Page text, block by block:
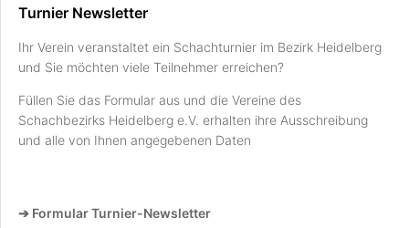
Turnier Newsletter
Ihr Verein veranstaltet ein Schachturnier im Bezirk Heidelberg
und Sie möchten viele Teilnehmer erreichen?
Füllen Sie das Formular aus und die Vereine des
Schachbezirks Heidelberg e.V. erhalten ihre Ausschreibung
und alle von Ihnen angegebenen Daten
➔ Formular Turnier-Newsletter